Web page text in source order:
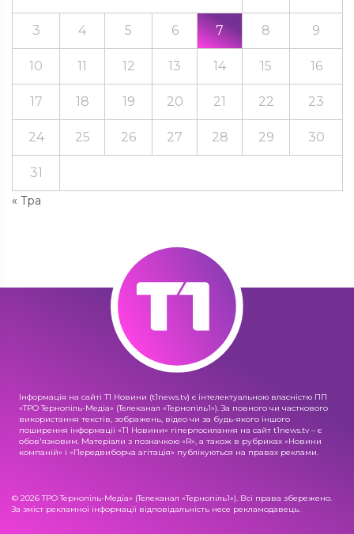
« Тра
3 4 5 6 7 8 9
10 11 12 13 14 15 16
17 18 19 20 21 22 23
24 25 26 27 28 29 30
31
Інформація на сайті Т1 Новини (t1news.tv) є інтелектуальною власністю ПП
«ТРО Тернопіль-Медіа» (Телеканал «Тернопіль1»). За повного чи часткового
використання текстів, зображень, відео чи за будь-якого іншого
поширення інформації «Т1 Новини» гіперпосилання на сайт t1news.tv – є
обов'язковим. Матеріали з позначкою «R», а також в рубриках «Новини
компаній» і «Передвиборча агітація» публікуються на правах реклами.
© 2026 ТРО Тернопіль-Медіа» (Телеканал «Тернопіль1»). Всі права збережено.
За зміст рекламної інформації відповідальність несе рекламодавець.